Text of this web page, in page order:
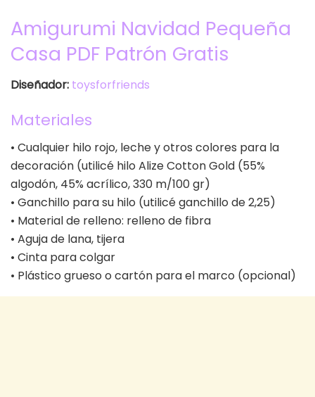
Amigurumi Navidad Pequeña
Casa PDF Patrón Gratis
Diseñador: toysforfriends
Materiales
• Cualquier hilo rojo, leche y otros colores para la
decoración (utilicé hilo Alize Cotton Gold (55%
algodón, 45% acrílico, 330 m/100 gr)
• Ganchillo para su hilo (utilicé ganchillo de 2,25)
• Material de relleno: relleno de fibra
• Aguja de lana, tijera
• Cinta para colgar
• Plástico grueso o cartón para el marco (opcional)